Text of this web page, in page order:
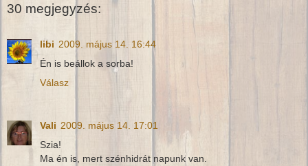
30 megjegyzés:
libi 2009. május 14. 16:44
Én is beállok a sorba!
Válasz
Vali 2009. május 14. 17:01
Szia!
Ma én is, mert szénhidrát napunk van.